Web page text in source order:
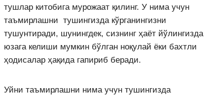
тушлар китобига мурожаат қилинг. У нима учун
таъмирлашни тушингизда кўрганингизни
тушунтиради, шунингдек, сизнинг ҳаёт йўлингизда
юзага келиши мумкин бўлган ноқулай ёки бахтли
ҳодисалар ҳақида гапириб беради.
Уйни таъмирлашни нима учун тушингизда